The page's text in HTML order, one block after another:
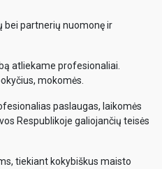
bei partnerių nuomonę ir
atliekame profesionaliai.
mokomės.
paslaugas, laikomės
Respublikoje galiojančių teisės
tiekiant kokybiškus maisto